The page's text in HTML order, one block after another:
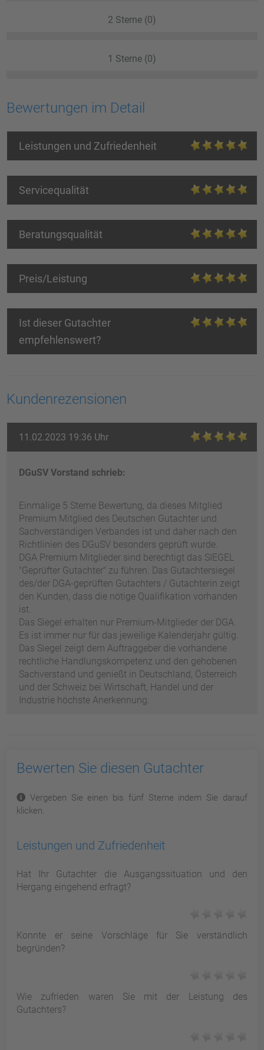
2 Sterne (0)
1 Sterne (0)
Bewertungen im Detail
Leistungen und Zufriedenheit
Servicequalität
Beratungsqualität
Preis/Leistung
Ist dieser Gutachter
empfehlenswert?
Kundenrezensionen
11.02.2023 19:36 Uhr
DGuSV Vorstand schrieb:
Einmalige 5 Sterne Bewertung, da dieses Mitglied
Premium Mitglied des Deutschen Gutachter und
Sachverständigen Verbandes ist und daher nach den
Richtlinien des DGuSV besonders geprüft wurde.
DGA Premium Mitglieder sind berechtigt das SIEGEL
"Geprüfter Gutachter" zu führen. Das Gutachtersiegel
des/der DGA-geprüften Gutachters / Gutachterin zeigt
den Kunden, dass die nötige Qualifikation vorhanden
ist.
Das Siegel erhalten nur Premium-Mitglieder der DGA.
Es ist immer nur für das jeweilige Kalenderjahr gültig.
Das Siegel zeigt dem Auftraggeber die vorhandene
rechtliche Handlungskompetenz und den gehobenen
Sachverstand und genießt in Deutschland, Österreich
und der Schweiz bei Wirtschaft, Handel und der
Industrie höchste Anerkennung.
Bewerten Sie diesen Gutachter
Vergeben Sie einen bis fünf Sterne indem Sie darauf
klicken.
Leistungen und Zufriedenheit
Hat Ihr Gutachter die Ausgangssituation und den
Hergang eingehend erfragt?
Konnte er seine Vorschläge für Sie verständlich
begründen?
Wie zufrieden waren Sie mit der Leistung des
Gutachters?